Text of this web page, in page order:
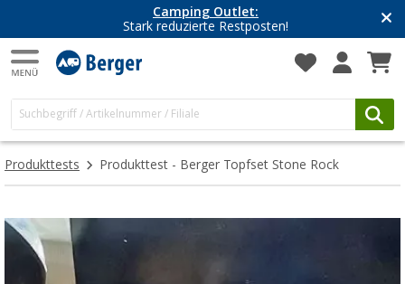
Camping Outlet:
Stark reduzierte Restposten!
Produkttests Produkttest - Berger Topfset Stone Rock